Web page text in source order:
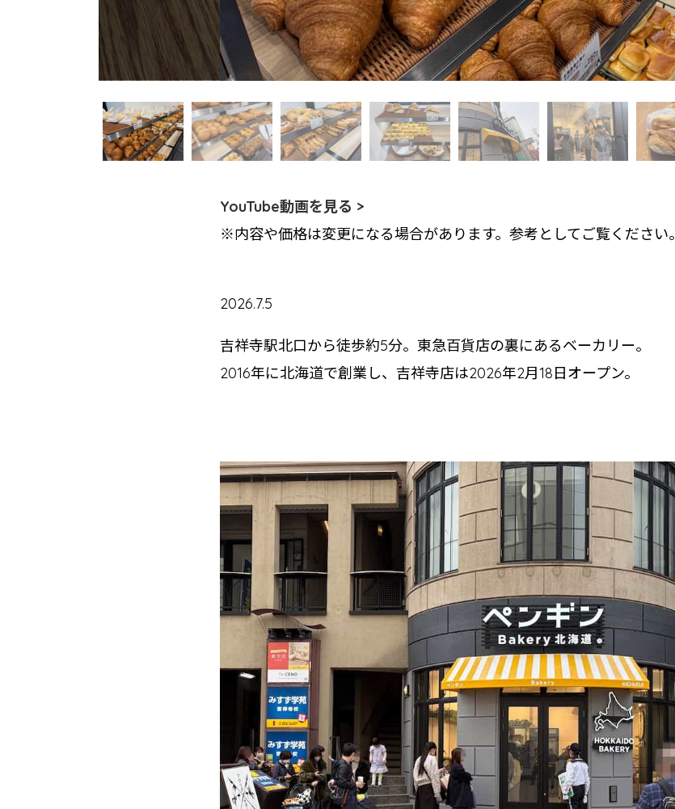
YouTube動画を見る >
※内容や価格は変更になる場合があります。参考としてご覧ください。
2026.7.5
吉祥寺駅北口から徒歩約5分。東急百貨店の裏にあるベーカリー。
2016年に北海道で創業し、吉祥寺店は2026年2月18日オープン。